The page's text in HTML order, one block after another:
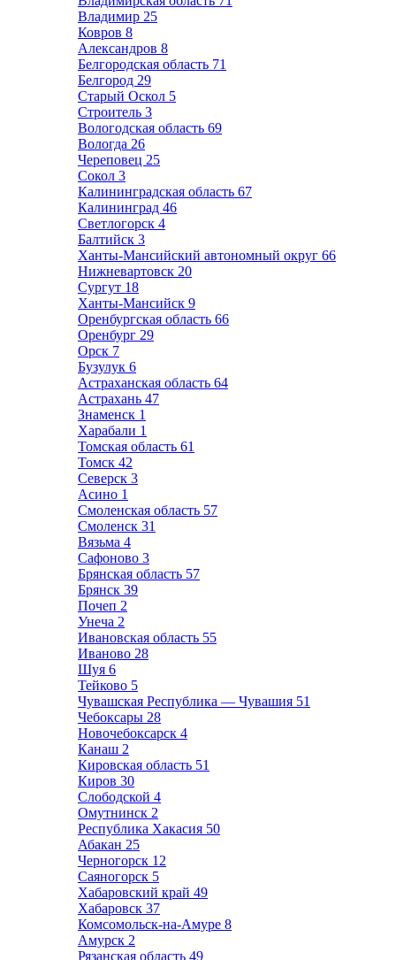
Владимир 25
Ковров 8
Александров 8
Белгородская область 71
Белгород 29
Старый Оскол 5
Строитель 3
Вологодская область 69
Вологда 26
Череповец 25
Сокол 3
Калининградская область 67
Калининград 46
Светлогорск 4
Балтийск 3
Ханты-Мансийский автономный округ 66
Нижневартовск 20
Сургут 18
Ханты-Мансийск 9
Оренбургская область 66
Оренбург 29
Орск 7
Бузулук 6
Астраханская область 64
Астрахань 47
Знаменск 1
Харабали 1
Томская область 61
Томск 42
Северск 3
Асино 1
Смоленская область 57
Смоленск 31
Вязьма 4
Сафоново 3
Брянская область 57
Брянск 39
Почеп 2
Унеча 2
Ивановская область 55
Иваново 28
Шуя 6
Тейково 5
Чувашская Республика — Чувашия 51
Чебоксары 28
Новочебоксарск 4
Канаш 2
Кировская область 51
Киров 30
Слободской 4
Омутнинск 2
Республика Хакасия 50
Абакан 25
Черногорск 12
Саяногорск 5
Хабаровский край 49
Хабаровск 37
Комсомольск-на-Амуре 8
Амурск 2
Рязанская область 49